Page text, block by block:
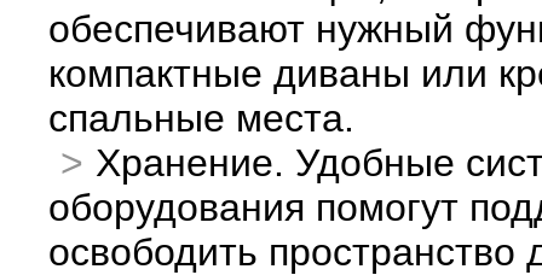
обеспечивают нужный
компактные диваны или
спальные места.
Хранение. Удобные
оборудования помогут
освободить пространство